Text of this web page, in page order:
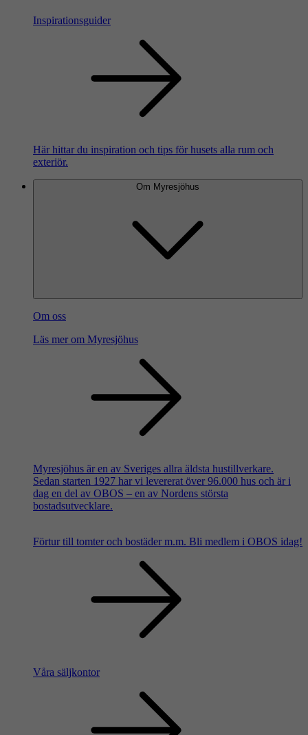
Inspirationsguider
Här hittar du inspiration och tips för husets alla rum och
exteriör.
Om Myresjöhus
Om oss
Läs mer om Myresjöhus
Myresjöhus är en av Sveriges allra äldsta hustillverkare.
Sedan starten 1927 har vi levererat över 96.000 hus och är i
dag en del av OBOS – en av Nordens största
bostadsutvecklare.
Förtur till tomter och bostäder m.m. Bli medlem i OBOS idag!
Våra säljkontor